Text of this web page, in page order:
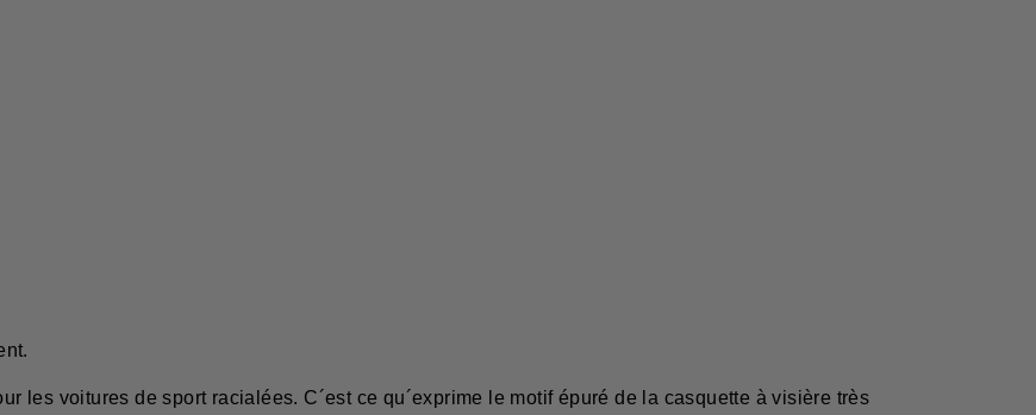
les voitures de sport racialées. C´est ce qu´exprime le motif épuré de la casquette à visière très